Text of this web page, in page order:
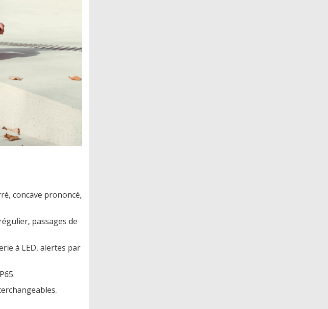
concave prononcé,
passages de
à LED, alertes par